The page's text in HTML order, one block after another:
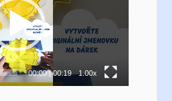
00:00|00:19 1.00x